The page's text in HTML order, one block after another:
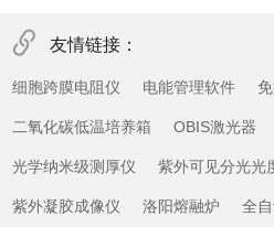
友情链接：
细胞跨膜电阻仪 电能管理软件
二氧化碳低温培养箱 OBIS激光器
光学纳米级测厚仪 紫外可见分光光
紫外凝胶成像仪 洛阳熔融炉 全